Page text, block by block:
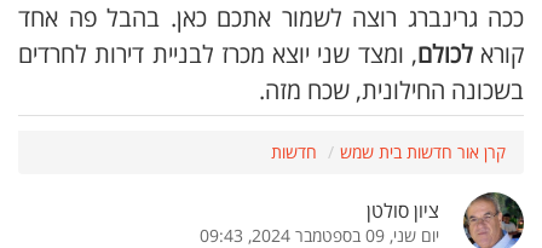
ככה גרינברג רוצה לשמור אתכם כאן. בהבל פה אחד
קוראלכולם, ומצד שני יוצא מכרז לבניית דירות לחרדים
בשכונה החילונית, שכח מזה.
קרן אור חדשות בית שמש חדשות
ציון סולטן
יום שני, 09 בספטמבר 2024, 09:43